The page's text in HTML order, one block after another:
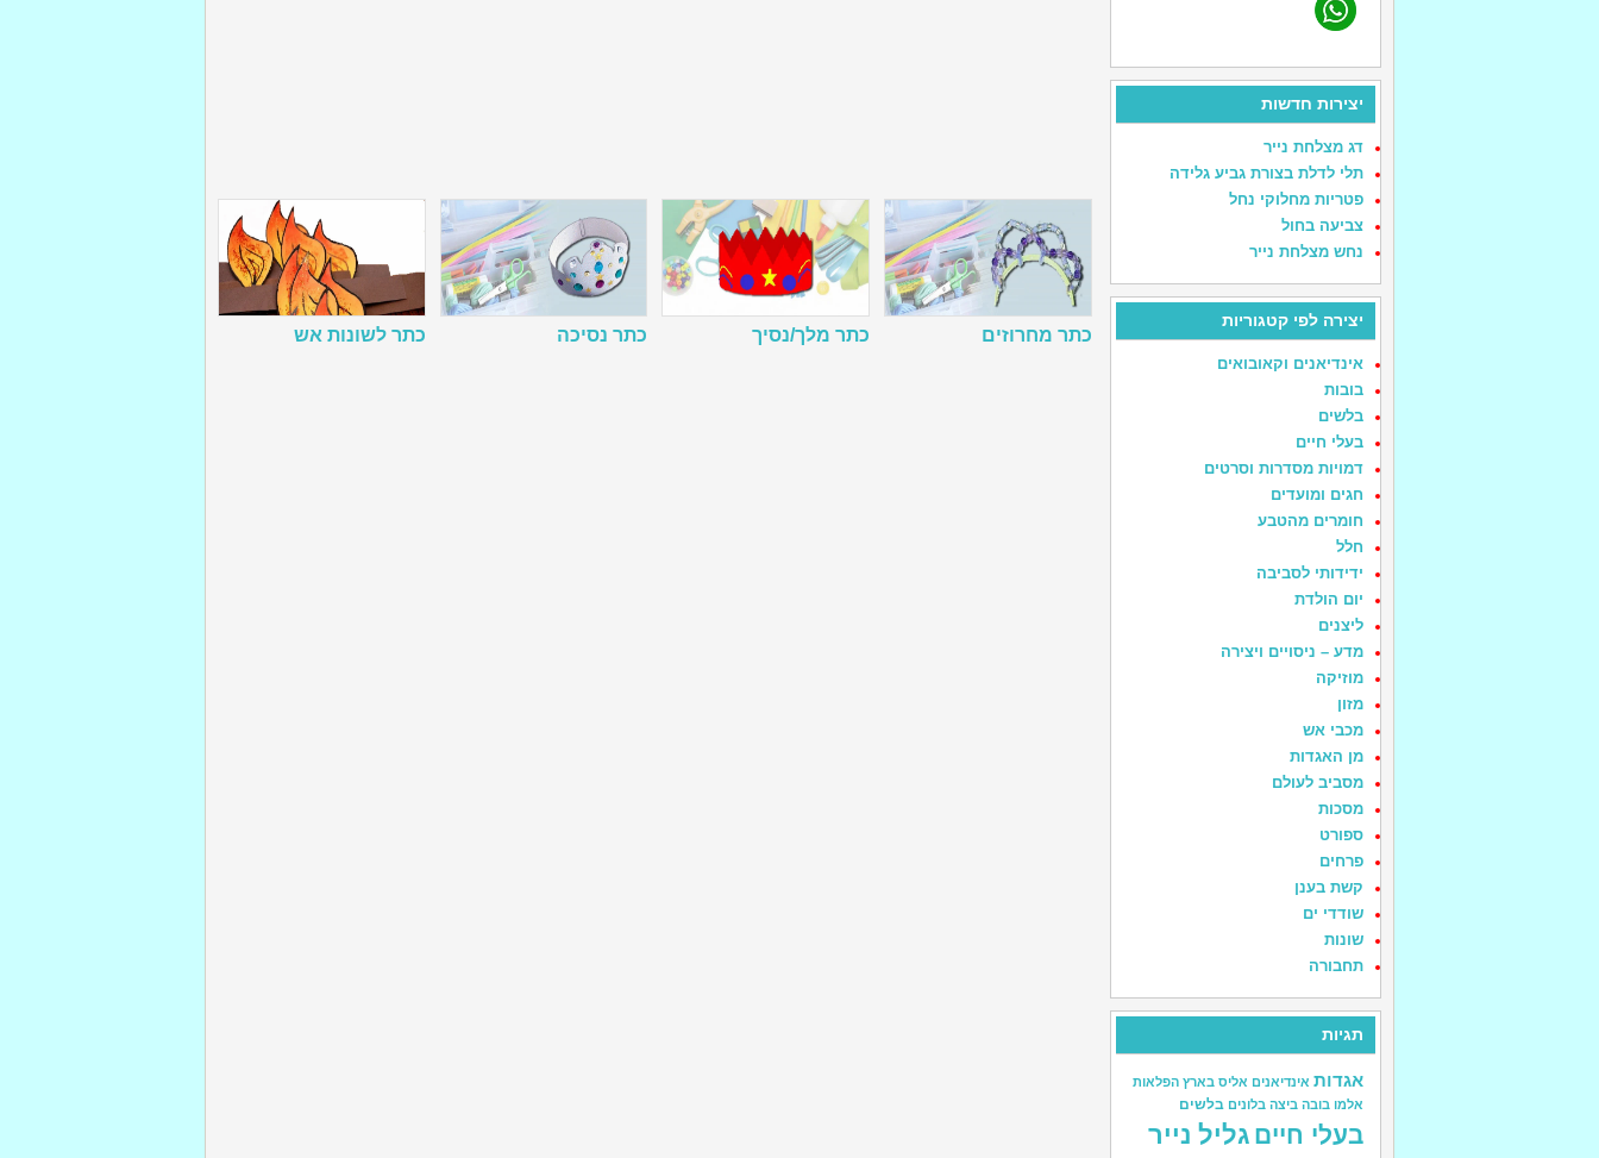
כתר לשונות אש כתר נסיכה כתר מלך/נסיך כתר מחרוזים
יצירות חדשות
דג מצלחת נייר
תלי לדלת בצורת גביע גלידה
פטריות מחלוקי נחל
צביעה בחול
נחש מצלחת נייר
יצירה לפי קטגוריות
אינדיאנים וקאובואים
בובות
בלשים
בעלי חיים
דמויות מסדרות וסרטים
חגים ומועדים
חומרים מהטבע
חלל
ידידותי לסביבה
יום הולדת
ליצנים
מדע – ניסויים ויצירה
מוזיקה
מזון
מכבי אש
מן האגדות
מסביב לעולם
מסכות
ספורט
פרחים
קשת בענן
שודדי ים
שונות
תחבורה
תגיות
אגדות אינדיאנים אליס בארץ הפלאות
אלמו בובה ביצה בלונים בלשים
בעלי חיים גליל נייר